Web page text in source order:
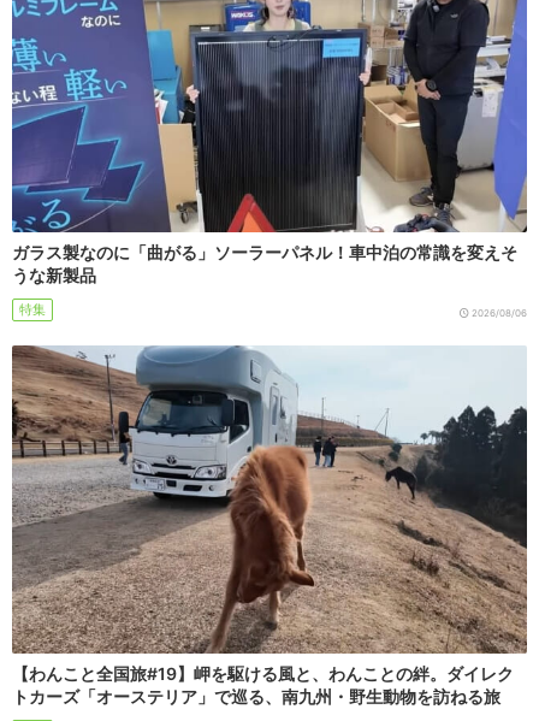
ガラス製なのに「曲がる」ソーラーパネル！車中泊の常識を変えそ
うな新製品
特集 2026/08/06
【わんこと全国旅#19】岬を駆ける風と、わんことの絆。ダイレク
トカーズ「オーステリア」で巡る、南九州・野生動物を訪ねる旅